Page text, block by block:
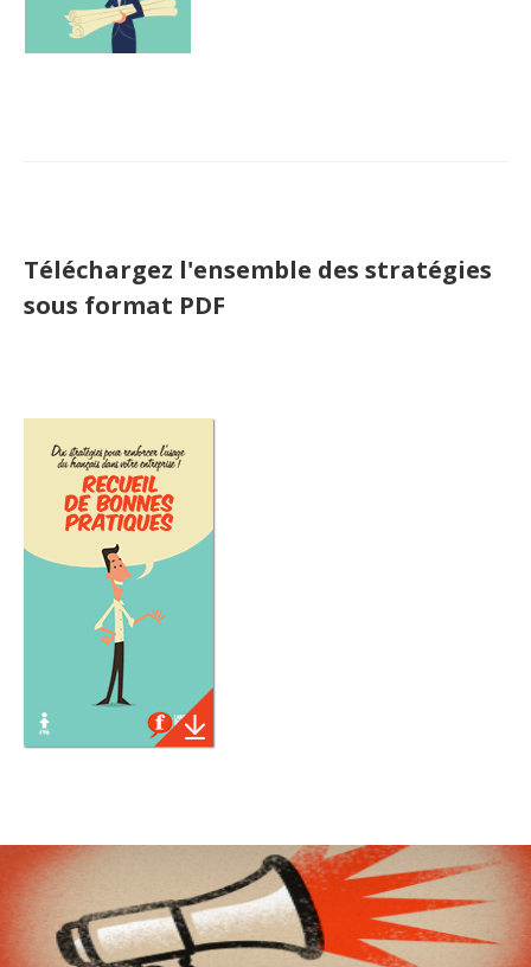
Téléchargez l'ensemble des stratégies
sous format PDF